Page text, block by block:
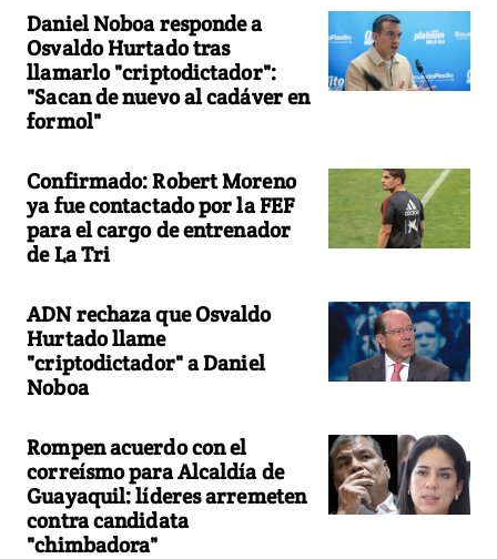
Daniel Noboa responde a
Osvaldo Hurtado tras
llamarlo "criptodictador":
"Sacan de nuevo al cadáver en
formol"
Confirmado: Robert Moreno
ya fue contactado por la FEF
para el cargo de entrenador
de La Tri
ADN rechaza que Osvaldo
Hurtado llame
"criptodictador" a Daniel
Noboa
Rompen acuerdo con el
correísmo para Alcaldía de
Guayaquil: líderes arremeten
contra candidata
"chimbadora"